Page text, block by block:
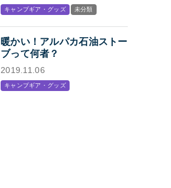
プン
キャンプギア・グッズ 未分類
暖かい！アルパカ石油ストー
ブって何者？
2019.11.06
キャンプギア・グッズ